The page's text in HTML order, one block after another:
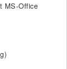
MS-Office